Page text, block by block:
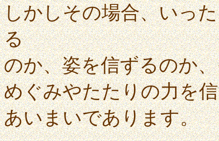
しかしその場合、いっ
る
のか、姿を信ずるのか
めぐみやたたりの力を
あいまいであります。